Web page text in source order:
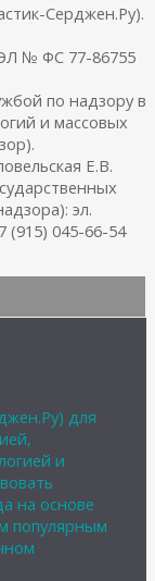
Серджен.Ру).
№ ФС 77-86755
по надзору в
и массовых
Е.В.
эл.
(915) 045-66-54
для
и
на основе
популярным